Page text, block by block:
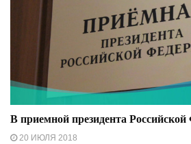
В приемной президента
20 ИЮЛЯ 2018